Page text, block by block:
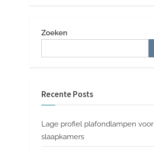
Zoeken
Recente Posts
Lage profiel plafondlampen voor
slaapkamers